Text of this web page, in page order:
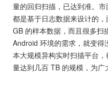
量的回归扫描，已达到准。
都是基于日志数据来设计的
GB 的样本数据，而且很多扫
Android 环境的需求，就变
本大规模异构实时扫描平台
量达到几百 TB 的规模，为广